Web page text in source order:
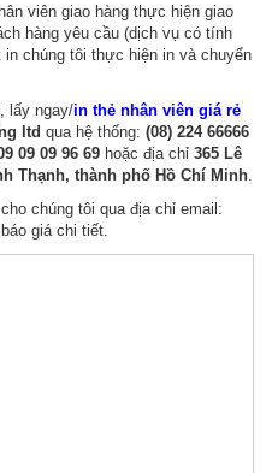
viên giao hàng thực hiện giao
hàng yêu cầu (dịch vụ có tính
chúng tôi thực hiện in và chuyển
lấy ngay/in thẻ nhân viên giá rẻ
ltd qua hệ thống: (08) 224 66666
09 09 96 69 hoặc địa chỉ 365 Lê
Thạnh, thành phố Hồ Chí Minh
chúng tôi qua địa chỉ email:
giá chi tiết.